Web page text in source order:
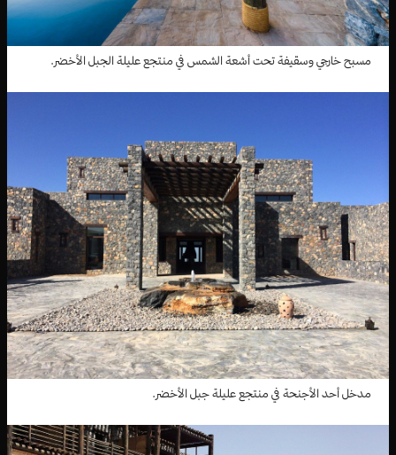
مسبح خارجي وسقيفة تحت أشعة الشمس في منتجع عليلة الجبل الأخضر.
مدخل أحد الأجنحة في منتجع عليلة جبل الأخضر.